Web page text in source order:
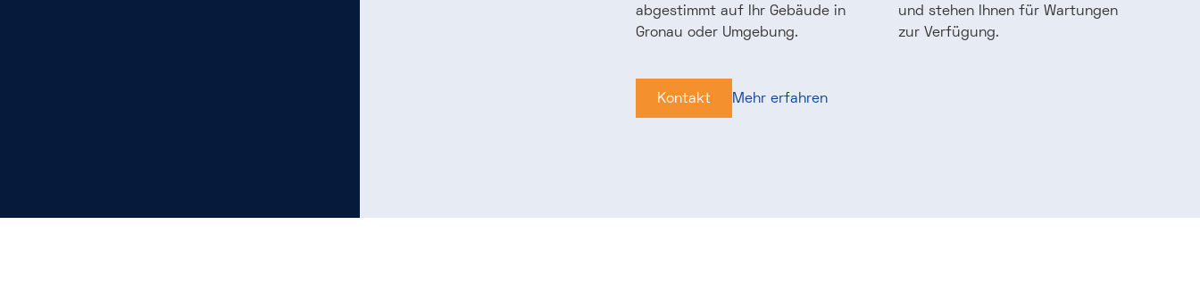
abgestimmt auf Ihr Gebäude in
Gronau oder Umgebung.
und stehen Ihnen für Wartungen
zur Verfügung.
Kontakt
Kontakt
Mehr erfahren